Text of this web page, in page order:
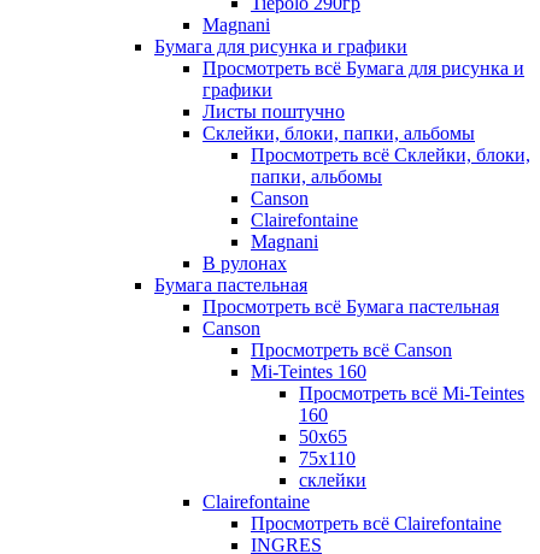
Magnani
Бумага для рисунка и графики
Просмотреть всё Бумага для рисунка и
графики
Листы поштучно
Склейки, блоки, папки, альбомы
Просмотреть всё Склейки, блоки,
папки, альбомы
Canson
Clairefontaine
Magnani
В рулонах
Бумага пастельная
Просмотреть всё Бумага пастельная
Canson
Просмотреть всё Canson
Mi-Teintes 160
Просмотреть всё Mi-Teintes
160
50х65
75х110
склейки
Clairefontaine
Просмотреть всё Clairefontaine
INGRES